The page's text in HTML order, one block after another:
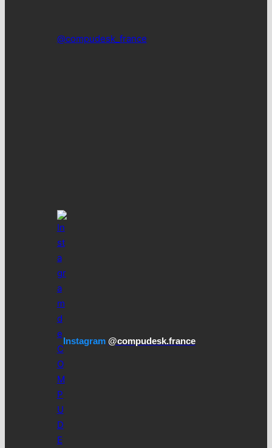
@compudesk_france
Instagram @compudesk.france